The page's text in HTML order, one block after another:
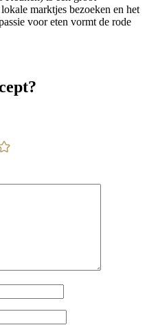
marktjes bezoeken en het
voor eten vormt de rode